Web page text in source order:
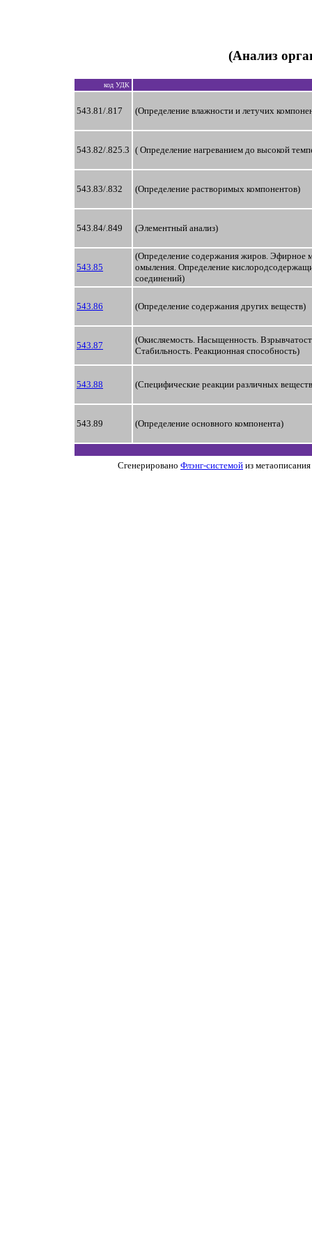
(Анализ
код УДК
543.81/.817 (Определение влажности и летучих
543.82/.825.3 ( Определение нагреванием до высокой
543.83/.832 (Определение растворимых компонентов)
543.84/.849 (Элементный анализ)
543.85
(Определение содержания жиров. Эфирное
омыления. Определение
соединений)
543.86 (Определение содержания других веществ)
543.87
(Окисляемость. Насыщенность.
Стабильность. Реакционная способность)
543.88 (Специфические реакции различных
543.89 (Определение основного компонента)
Сгенерировано Флэнг-системой из